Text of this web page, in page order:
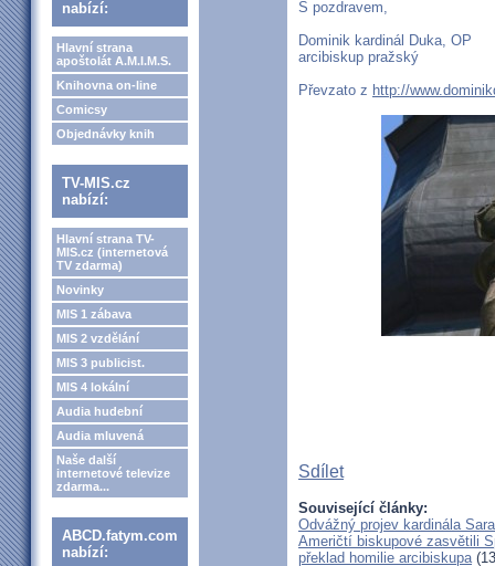
nabízí:
Hlavní strana
apoštolát A.M.I.M.S.
Knihovna on-line
Comicsy
Objednávky knih
TV-MIS.cz
nabízí:
Hlavní strana TV-
MIS.cz (internetová
TV zdarma)
Novinky
MIS 1 zábava
MIS 2 vzdělání
MIS 3 publicist.
MIS 4 lokální
Audia hudební
Audia mluvená
Naše další
internetové televize
zdarma...
ABCD.fatym.com
nabízí:
S pozdravem,
Dominik kardinál Duka, OP
arcibiskup pražský
Převzato z http://
Sdílet
Související články:
Odvážný projev kardinála
Američtí biskupové zasvětili
překlad homilie arcibiskupa